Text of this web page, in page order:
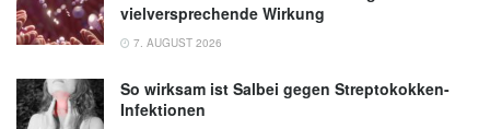
vielversprechende Wirkung
7. AUGUST 2026
So wirksam ist Salbei gegen Streptokokken-
Infektionen